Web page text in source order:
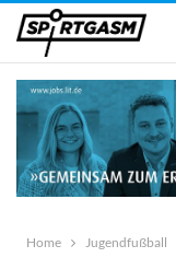
Home
Jugendfußball